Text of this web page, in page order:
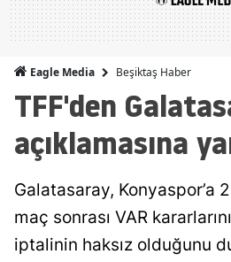
Eagle Media Beşiktaş Haber
TFF'den
açıklamasına
Galatasaray, Konyaspor’a
maç sonrası VAR
iptalinin haksız olduğunu